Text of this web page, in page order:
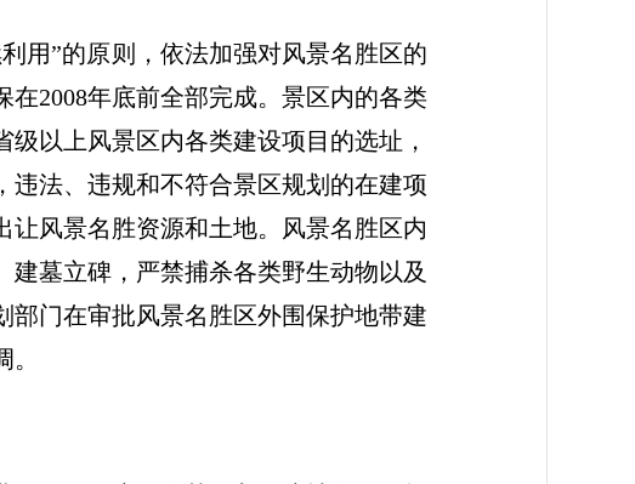
用”的原则，依法加强对风景名胜区的
2008年底前全部完成。景区内的各类
以上风景区内各类建设项目的选址，
法、违规和不符合景区规划的在建项
让风景名胜资源和土地。风景名胜区内
墓立碑，严禁捕杀各类野生动物以及
门在审批风景名胜区外围保护地带建